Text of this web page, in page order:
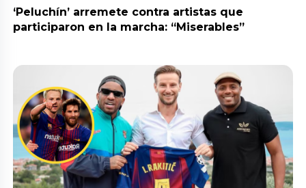
‘Peluchín’ arremete contra artistas que
participaron en la marcha: “Miserables”